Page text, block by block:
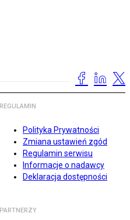
REGULAMIN
Polityka Prywatności
Zmiana ustawień zgód
Regulamin serwisu
Informacje o nadawcy
Deklaracja dostępności
PARTNERZY